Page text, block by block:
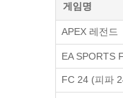
게임명
APEX 레전드
EA SPORTS
FC 24 (피파